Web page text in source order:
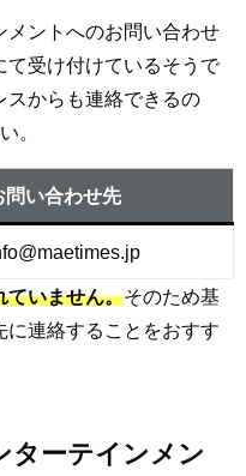
メントへのお問い合わせ
て受け付けているそうで
スからも連絡できるの
。
問い合わせ先
ていません。そのため基
連絡することをおすす
ターテインメン